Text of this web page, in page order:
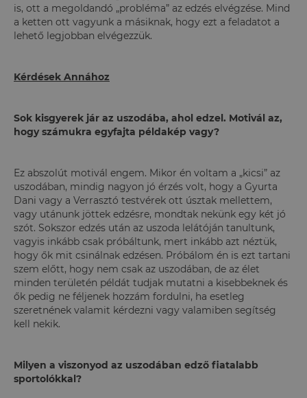
is, ott a megoldandó „probléma” az edzés elvégzése. Mind
a ketten ott vagyunk a másiknak, hogy ezt a feladatot a
lehető legjobban elvégezzük.
Kérdések Annához
Sok kisgyerek jár az uszodába, ahol edzel. Motivál az,
hogy számukra egyfajta példakép vagy?
Ez abszolút motivál engem. Mikor én voltam a „kicsi” az
uszodában, mindig nagyon jó érzés volt, hogy a Gyurta
Dani vagy a Verrasztó testvérek ott úsztak mellettem,
vagy utánunk jöttek edzésre, mondtak nekünk egy két jó
szót. Sokszor edzés után az uszoda lelátóján tanultunk,
vagyis inkább csak próbáltunk, mert inkább azt néztük,
hogy ők mit csinálnak edzésen. Próbálom én is ezt tartani
szem előtt, hogy nem csak az uszodában, de az élet
minden területén példát tudjak mutatni a kisebbeknek és
ők pedig ne féljenek hozzám fordulni, ha esetleg
szeretnének valamit kérdezni vagy valamiben segítség
kell nekik.
Milyen a viszonyod az uszodában edző fiatalabb
sportolókkal?